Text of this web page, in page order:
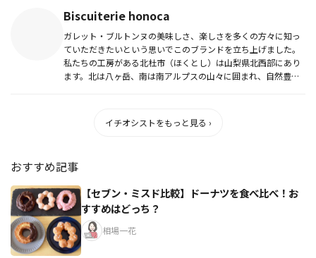
Biscuiterie honoca
ガレット・ブルトンヌの美味しさ、楽しさを多くの方々に知っ
ていただきたいという思いでこのブランドを立ち上げました。
私たちの工房がある北杜市（ほくとし）は山梨県北西部にあり
ます。北は八ヶ岳、南は南アルプスの山々に囲まれ、自然豊か
イチオシストをもっと見る ›
おすすめ記事
【セブン・ミスド比較】ドーナツを食べ比べ！お
すすめはどっち？
相場一花